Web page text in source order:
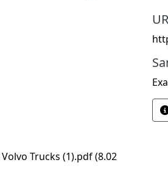
Trucks (1).pdf(8.02